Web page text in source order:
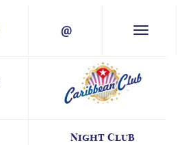
Night Club